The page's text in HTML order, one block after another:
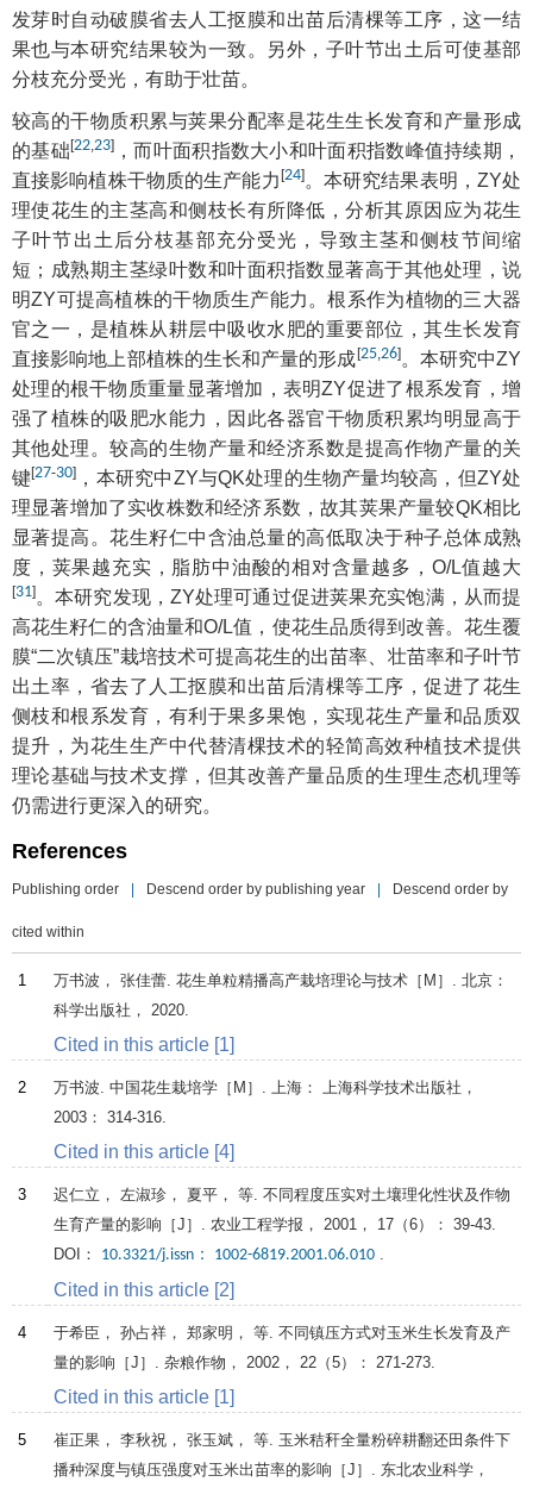
发芽时自动破膜省去人工抠膜和出苗后清棵等工序，这一结
果也与本研究结果较为一致。另外，子叶节出土后可使基部
分枝充分受光，有助于壮苗。
较高的干物质积累与荚果分配率是花生生长发育和产量形成
的基础[22, 23]，而叶面积指数大小和叶面积指数峰值持续期，
直接影响植株干物质的生产能力[24]。本研究结果表明，ZY处
理使花生的主茎高和侧枝长有所降低，分析其原因应为花生
子叶节出土后分枝基部充分受光，导致主茎和侧枝节间缩
短；成熟期主茎绿叶数和叶面积指数显著高于其他处理，说
明ZY可提高植株的干物质生产能力。根系作为植物的三大器
官之一，是植株从耕层中吸收水肥的重要部位，其生长发育
直接影响地上部植株的生长和产量的形成[25,26]。本研究中ZY
处理的根干物质重量显著增加，表明ZY促进了根系发育，增
强了植株的吸肥水能力，因此各器官干物质积累均明显高于
其他处理。较高的生物产量和经济系数是提高作物产量的关
键[27-30] ，本研究中ZY与QK处理的生物产量均较高，但ZY处
理显著增加了实收株数和经济系数，故其荚果产量较QK相比
显著提高。花生籽仁中含油总量的高低取决于种子总体成熟
度，荚果越充实，脂肪中油酸的相对含量越多，O/L值越大
[31]。本研究发现，ZY处理可通过促进荚果充实饱满，从而提
高花生籽仁的含油量和O/L值，使花生品质得到改善。花生覆
膜“二次镇压”栽培技术可提高花生的出苗率、壮苗率和子叶节
出土率，省去了人工抠膜和出苗后清棵等工序，促进了花生
侧枝和根系发育，有利于果多果饱，实现花生产量和品质双
提升，为花生生产中代替清棵技术的轻简高效种植技术提供
理论基础与技术支撑，但其改善产量品质的生理生态机理等
仍需进行更深入的研究。
References
Publishing order | Descend order by publishing year | Descend order by
cited within
1 万书波， 张佳蕾. 花生单粒精播高产栽培理论与技术 ［M］. 北京：
科学出版社， 2020
Cited in this article [1]
2 万书波. 中国花生栽培学 ［M］. 上海： 上海科学技术出版社，
2003 ： 314-316.
Cited in this article [4]
3
迟仁立， 左淑珍， 夏平， 等. 不同程度压实对土壤理化性状及作物
生育产量的影响［J］. 农业工程学报 ， 2001 ， 17 （6）： 39-43.
DOI： 10.3321/j.issn： 1002-6819.2001.06.010
Cited in this article [2]
4
于希臣， 孙占祥， 郑家明， 等. 不同镇压方式对玉米生长发育及产
量的影响［J］. 杂粮作物 ， 2002 ， 22 （5）： 271-273.
Cited in this article [1]
5
崔正果， 李秋祝， 张玉斌， 等. 玉米秸秆全量粉碎耕翻还田条件下
播种深度与镇压强度对玉米出苗率的影响［J］. 东北农业科学 ，